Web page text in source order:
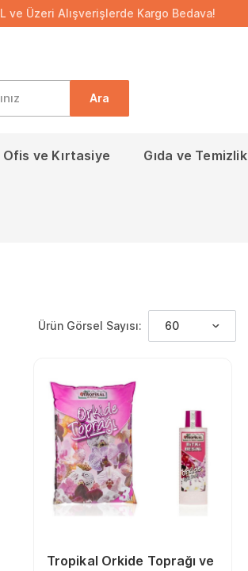
ve Üzeri Alışverişlerde Kargo Bedava!
Ara
Ofis ve Kırtasiye Gıda ve Temizlik
Ürün Görsel Sayısı: 60
Tropikal Orkide Toprağı ve